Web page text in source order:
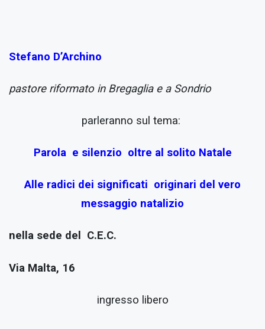
Stefano D’Archino
pastore riformato in Bregaglia e a Sondrio
parleranno sul tema:
Parola e silenzio oltre al solito Natale
Alle radici dei significati originari del vero
messaggio natalizio
nella sede del C.E.C.
Via Malta, 16
ingresso libero